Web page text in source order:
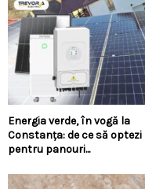
Energia verde, în vogă la
Constanța: de ce să optezi
pentru panouri...